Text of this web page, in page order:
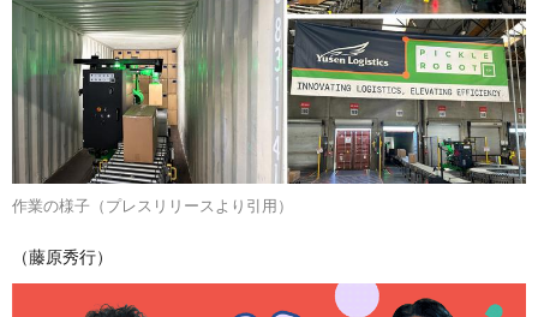
作業の様子（プレスリリースより引用）
（藤原秀行）